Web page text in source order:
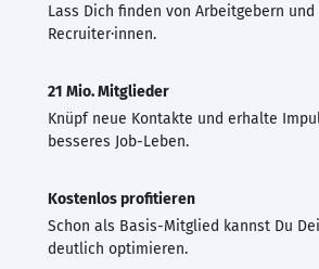
Lass Dich finden von Arbeitgebern und
Recruiter·innen.
21 Mio. Mitglieder
Knüpf neue Kontakte und erhalte
besseres Job-Leben.
Kostenlos profitieren
Schon als Basis-Mitglied kannst Du
deutlich optimieren.